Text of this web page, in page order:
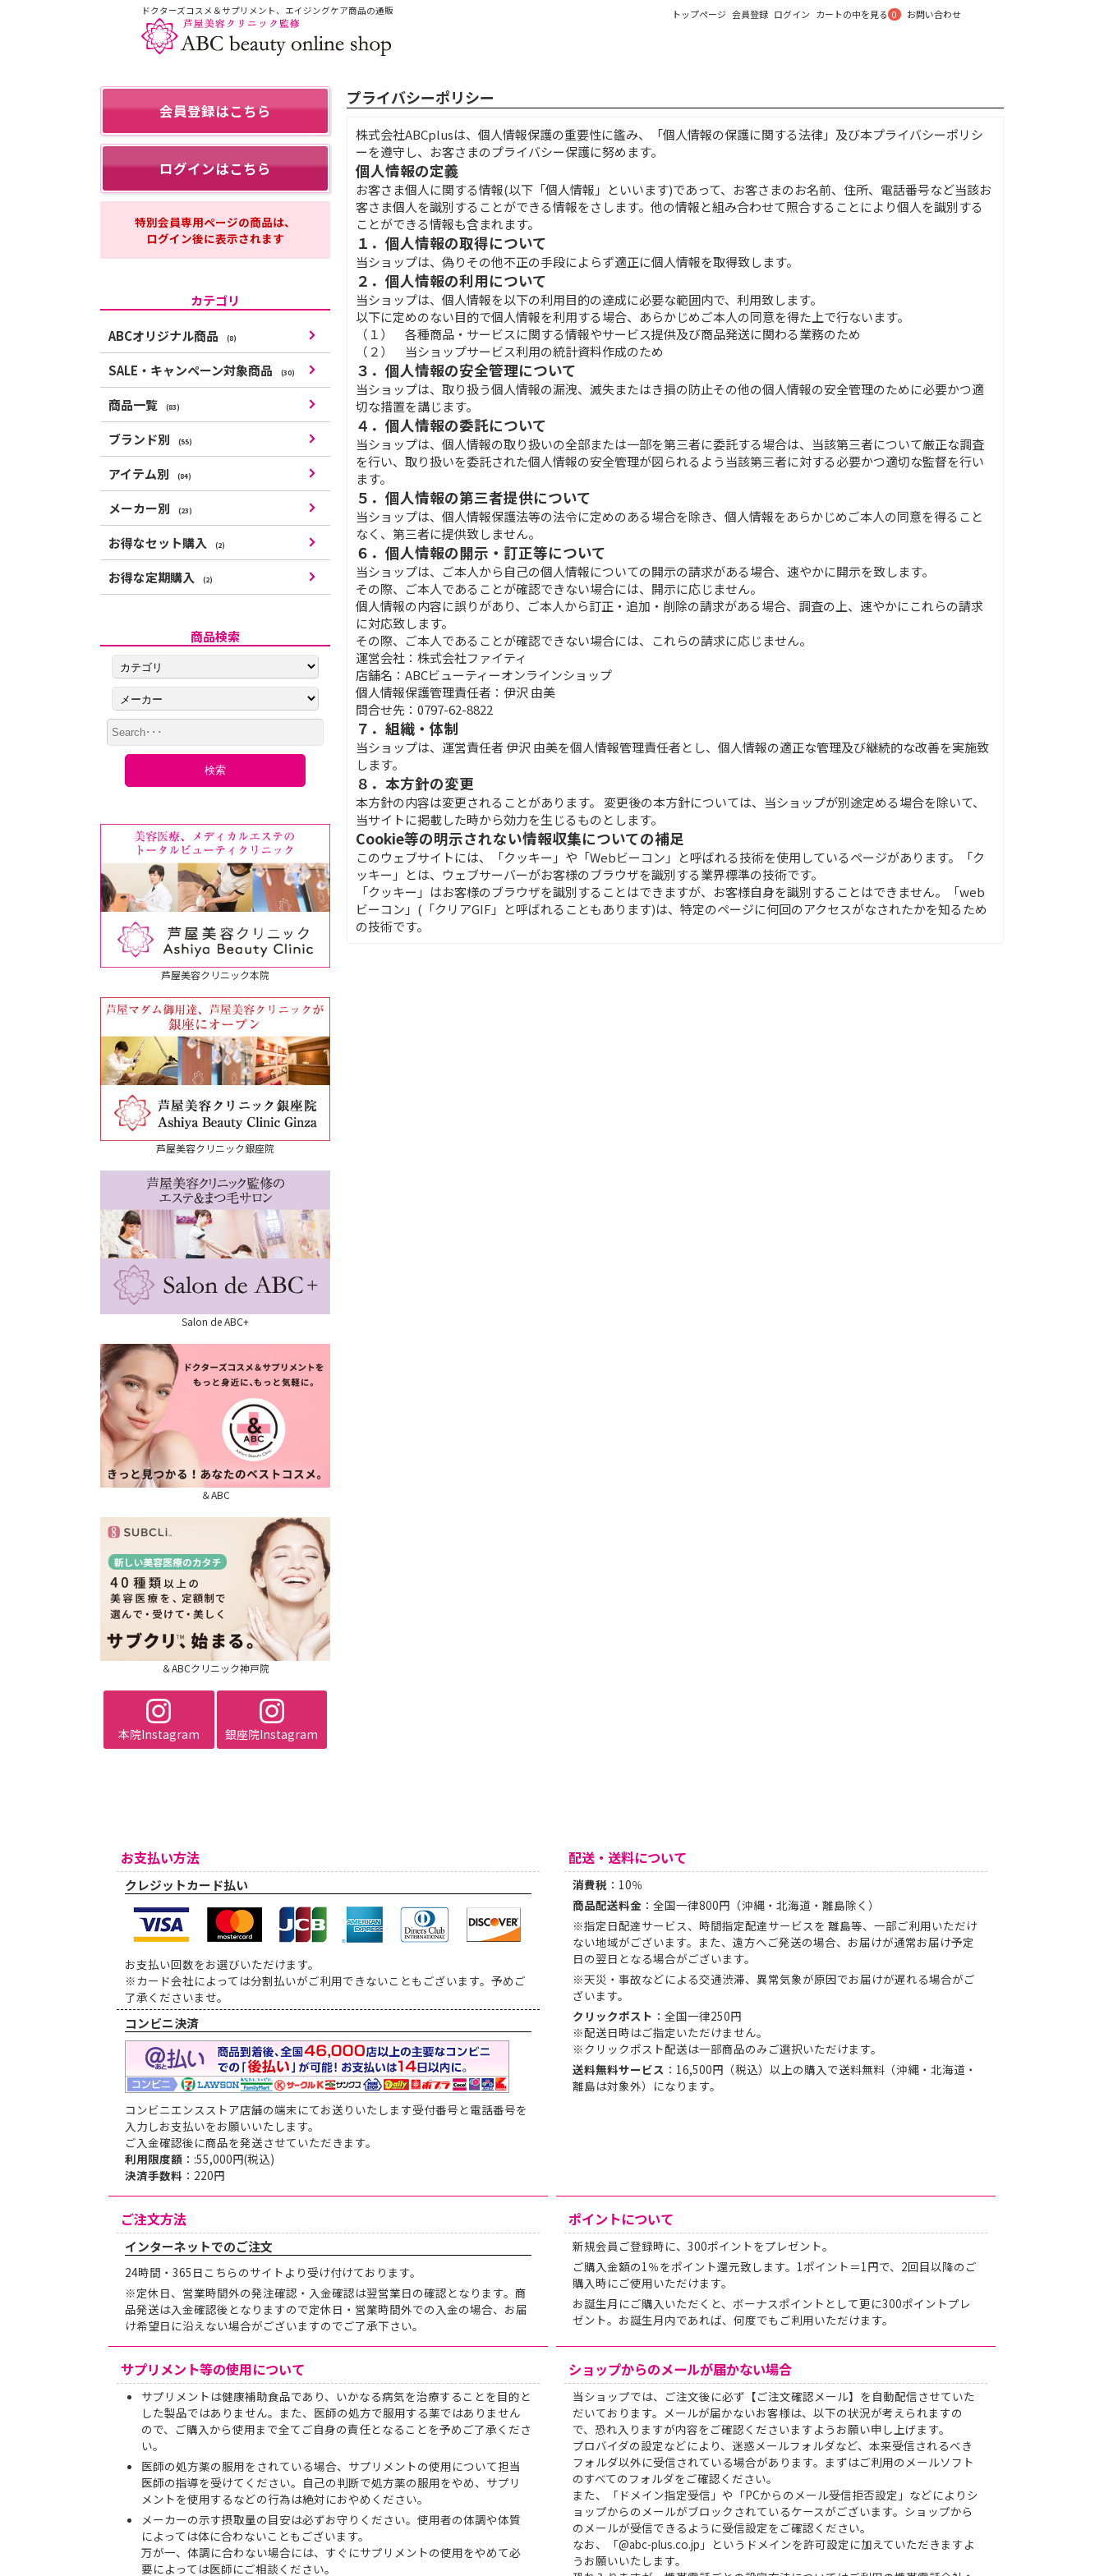
ドクターズコスメ＆サプリメント、エイジングケア商品の通販 トップページ 会員登録 ログイン カートの中を見る 0 お問い合わせ
プライバシーポリシー
株式会社ABCplusは、個人情報保護の重要性に鑑み、「個人情報の保護に関する法律」及び本プライバシーポリシ
ーを遵守し、お客さまのプライバシー保護に努めます。
個人情報の定義
お客さま個人に関する情報(以下「個人情報」といいます)であって、お客さまのお名前、住所、電話番号など当該お
客さま個人を識別することができる情報をさします。他の情報と組み合わせて照合することにより個人を識別する
ことができる情報も含まれます。
１．個人情報の取得について
当ショップは、偽りその他不正の手段によらず適正に個人情報を取得致します。
２．個人情報の利用について
当ショップは、個人情報を以下の利用目的の達成に必要な範囲内で、利用致します。
以下に定めのない目的で個人情報を利用する場合、あらかじめご本人の同意を得た上で行ないます。
（１） 各種商品・サービスに関する情報やサービス提供及び商品発送に関わる業務のため
（２） 当ショップサービス利用の統計資料作成のため
３．個人情報の安全管理について
当ショップは、取り扱う個人情報の漏洩、滅失またはき損の防止その他の個人情報の安全管理のために必要かつ適
切な措置を講じます。
４．個人情報の委託について
当ショップは、個人情報の取り扱いの全部または一部を第三者に委託する場合は、当該第三者について厳正な調査
を行い、取り扱いを委託された個人情報の安全管理が図られるよう当該第三者に対する必要かつ適切な監督を行い
ます。
５．個人情報の第三者提供について
当ショップは、個人情報保護法等の法令に定めのある場合を除き、個人情報をあらかじめご本人の同意を得ること
なく、第三者に提供致しません。
６．個人情報の開示・訂正等について
当ショップは、ご本人から自己の個人情報についての開示の請求がある場合、速やかに開示を致します。
その際、ご本人であることが確認できない場合には、開示に応じません。
個人情報の内容に誤りがあり、ご本人から訂正・追加・削除の請求がある場合、調査の上、速やかにこれらの請求
に対応致します。
その際、ご本人であることが確認できない場合には、これらの請求に応じません。
運営会社：株式会社ファイティ
店舗名：ABCビューティーオンラインショップ
個人情報保護管理責任者：伊沢 由美
問合せ先：0797-62-8822
７．組織・体制
当ショップは、運営責任者 伊沢 由美を個人情報管理責任者とし、個人情報の適正な管理及び継続的な改善を実施致
します。
８．本方針の変更
本方針の内容は変更されることがあります。 変更後の本方針については、当ショップが別途定める場合を除いて、
当サイトに掲載した時から効力を生じるものとします。
Cookie等の明示されない情報収集についての補足
このウェブサイトには、「クッキー」や「Webビーコン」と呼ばれる技術を使用しているページがあります。「ク
ッキー」とは、ウェブサーバーがお客様のブラウザを識別する業界標準の技術です。
「クッキー」はお客様のブラウザを識別することはできますが、お客様自身を識別することはできません。「web
ビーコン」(「クリアGIF」と呼ばれることもあります)は、特定のページに何回のアクセスがなされたかを知るため
の技術です。
会員登録はこちら
ログインはこちら
特別会員専用ページの商品は、
ログイン後に表示されます
カテゴリ
ABCオリジナル商品 (8)
SALE・キャンペーン対象商品 (30)
商品一覧 (83)
ブランド別 (55)
アイテム別 (84)
メーカー別 (23)
お得なセット購入 (2)
お得な定期購入 (2)
商品検索
検索
芦屋美容クリニック本院
芦屋美容クリニック銀座院
Salon de ABC+
＆ABC
＆ABCクリニック神戸院
本院Instagram 銀座院Instagram
お支払い方法
クレジットカード払い
お支払い回数をお選びいただけます。
※カード会社によっては分割払いがご利用できないこともございます。予めご
了承くださいませ。
コンビニ決済
コンビニエンスストア店舗の端末にてお送りいたします受付番号と電話番号を
入力しお支払いをお願いいたします。
ご入金確認後に商品を発送させていただきます。
利用限度額 ：:55,000円(税込)
決済手数料 ：220円
配送・送料について
消費税 ：10％
商品配送料金 ：全国一律800円（沖縄・北海道・離島除く）
※指定日配達サービス、時間指定配達サービスを 離島等、一部ご利用いただけ
ない地域がございます。また、遠方へご発送の場合、お届けが通常お届け予定
日の翌日となる場合がございます。
※天災・事故などによる交通渋滞、異常気象が原因でお届けが遅れる場合がご
ざいます。
クリックポスト ：全国一律250円
※配送日時はご指定いただけません。
※クリックポスト配送は一部商品のみご選択いただけます。
送料無料サービス ：16,500円（税込）以上の購入で送料無料（沖縄・北海道・
離島は対象外）になります。
ご注文方法
インターネットでのご注文
24時間・365日こちらのサイトより受け付けております。
※定休日、営業時間外の発注確認・入金確認は翌営業日の確認となります。商
品発送は入金確認後となりますので定休日・営業時間外での入金の場合、お届
け希望日に沿えない場合がございますのでご了承下さい。
ポイントについて
新規会員ご登録時に、300ポイントをプレゼント。
ご購入金額の1％をポイント還元致します。1ポイント＝1円で、2回目以降のご
購入時にご使用いただけます。
お誕生月にご購入いただくと、ボーナスポイントとして更に300ポイントプレ
ゼント。お誕生月内であれば、何度でもご利用いただけます。
サプリメント等の使用について
サプリメントは健康補助食品であり、いかなる病気を治療することを目的と
した製品ではありません。また、医師の処方で服用する薬ではありません
ので、ご購入から使用まで全てご自身の責任となることを予めご了承くださ
い。
医師の処方薬の服用をされている場合、サプリメントの使用について担当
医師の指導を受けてください。自己の判断で処方薬の服用をやめ、サプリ
メントを使用するなどの行為は絶対におやめください。
メーカーの示す摂取量の目安は必ずお守りください。使用者の体調や体質
によっては体に合わないこともございます。
万が一、体調に合わない場合には、すぐにサプリメントの使用をやめて必
要によっては医師にご相談ください。
ショップからのメールが届かない場合
当ショップでは、ご注文後に必ず【ご注文確認メール】を自動配信させていた
だいております。メールが届かないお客様は、以下の状況が考えられますの
で、恐れ入りますが内容をご確認くださいますようお願い申し上げます。
プロバイダの設定などにより、迷惑メールフォルダなど、本来受信されるべき
フォルダ以外に受信されている場合があります。まずはご利用のメールソフト
のすべてのフォルダをご確認ください。
また、「ドメイン指定受信」や「PCからのメール受信拒否設定」などによりシ
ョップからのメールがブロックされているケースがございます。ショップから
のメールが受信できるように受信設定をご確認ください。
なお、「@abc-plus.co.jp」というドメインを許可設定に加えていただきますよ
うお願いいたします。